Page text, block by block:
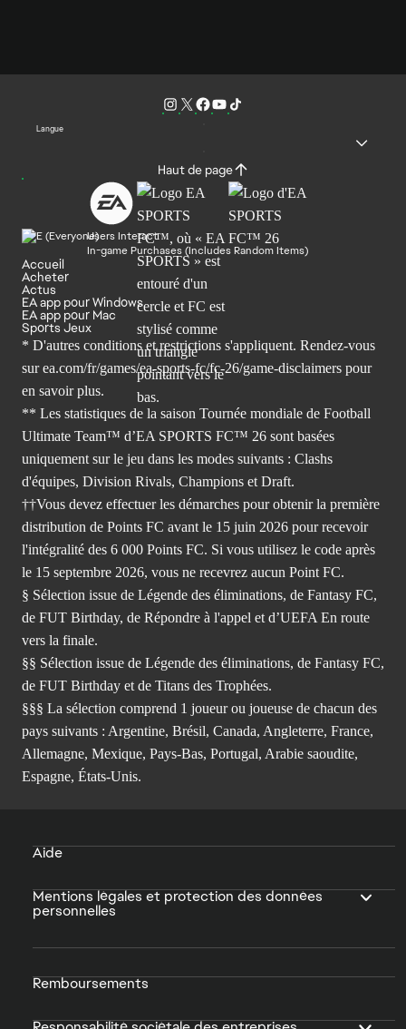
Langue
Haut de page
Users Interact
In-game Purchases (Includes Random Items)
Accueil
Acheter
Actus
EA app pour Windows
EA app pour Mac
Sports Jeux
* D'autres conditions et restrictions s'appliquent. Rendez-vous
sur ea.com/fr/games/ea-sports-fc/fc-26/game-disclaimers pour
en savoir plus.
** Les statistiques de la saison Tournée mondiale de Football
Ultimate Team™ d’EA SPORTS FC™ 26 sont basées
uniquement sur le jeu dans les modes suivants : Clashs
d'équipes, Division Rivals, Champions et Draft.
††Vous devez effectuer les démarches pour obtenir la première
distribution de Points FC avant le 15 juin 2026 pour recevoir
l'intégralité des 6 000 Points FC. Si vous utilisez le code après
le 15 septembre 2026, vous ne recevrez aucun Point FC.
§ Sélection issue de Légende des éliminations, de Fantasy FC,
de FUT Birthday, de Répondre à l'appel et d’UEFA En route
vers la finale.
§§ Sélection issue de Légende des éliminations, de Fantasy FC,
de FUT Birthday et de Titans des Trophées.
§§§ La sélection comprend 1 joueur ou joueuse de chacun des
pays suivants : Argentine, Brésil, Canada, Angleterre, France,
Allemagne, Mexique, Pays-Bas, Portugal, Arabie saoudite,
Espagne, États-Unis.
Aide
Mentions légales et protection des données
personnelles
Remboursements